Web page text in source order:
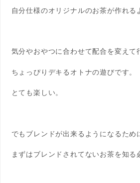
自分仕様のオリジナルのお茶が作れる
気分やおやつに合わせて配合を変えて
ちょっぴりデキるオトナの遊びです。
とても楽しい。
でもブレンドが出来るようになるため
まずはブレンドされてないお茶を知る